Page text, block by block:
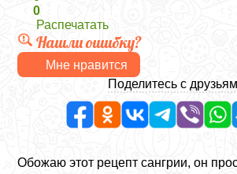
0
Распечатать
Нашли ошибку?
Мне нравится
Поделитесь с
Обожаю этот рецепт сангрии, он